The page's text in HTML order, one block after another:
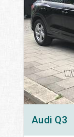
Audi Q3